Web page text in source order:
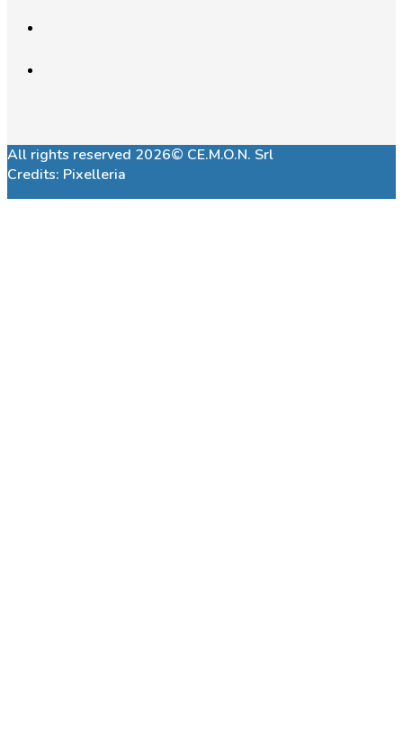
All rights reserved 2026© CE.M.O.N. Srl
Credits: Pixelleria